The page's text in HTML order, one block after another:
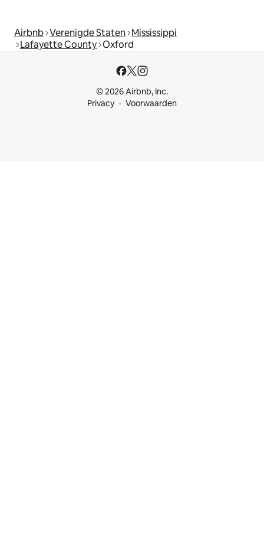
Airbnb Verenigde Staten Mississippi
Lafayette County Oxford
© 2026 Airbnb, Inc.
Privacy
Voorwaarden